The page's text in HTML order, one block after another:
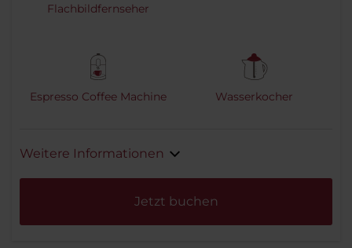
Flachbildfernseher
Espresso Coffee Machine Wasserkocher
Weitere Informationen
Jetzt buchen